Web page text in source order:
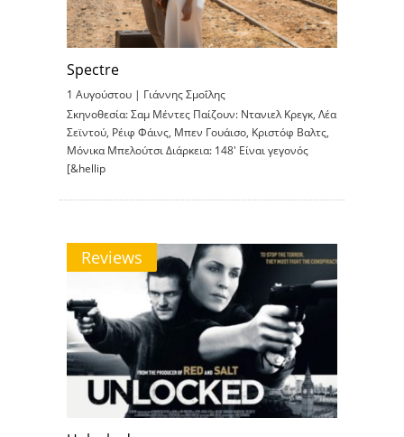
Spectre
1 Αυγούστου | Γιάννης Σμοΐλης
Σκηνοθεσία: Σαμ Μέντες Παίζουν: Ντανιελ Κρεγκ, Λέα
Σεϊντού, Ρέιφ Φάινς, Μπεν Γουάισο, Κριστόφ Βαλτς,
Μόνικα Μπελούτσι Διάρκεια: 148′ Είναι γεγονός
[&hellip
Reviews